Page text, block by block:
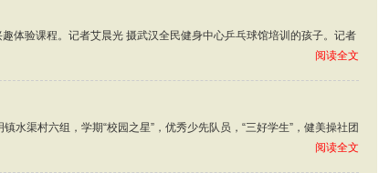
体验课程。记者艾晨光 摄武汉全民健身中心乒乓球馆培训的孩子。记者
阅读全文
水渠村六组，学期“校园之星”，优秀少先队员，“三好学生”，健美操社团
阅读全文